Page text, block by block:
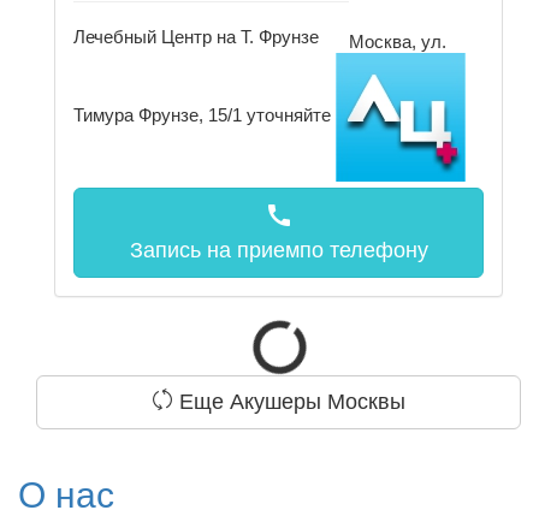
Лечебный Центр на Т. Фрунзе Москва, ул.
Тимура Фрунзе, 15/1 уточняйте
call
Запись на приемпо телефону
Еще Акушеры Москвы
О нас